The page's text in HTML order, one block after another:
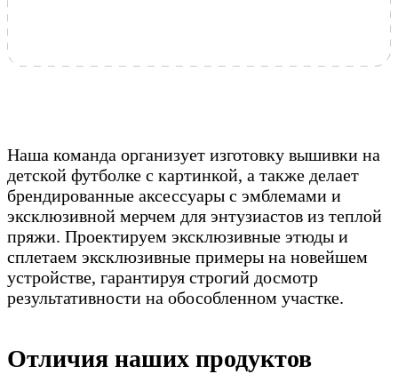
Наша команда организует изготовку вышивки на
детской футболке с картинкой, а также делает
брендированные аксессуары с эмблемами и
эксклюзивной мерчем для энтузиастов из теплой
пряжи. Проектируем эксклюзивные этюды и
сплетаем эксклюзивные примеры на новейшем
устройстве, гарантируя строгий досмотр
результативности на обособленном участке.
Отличия наших продуктов